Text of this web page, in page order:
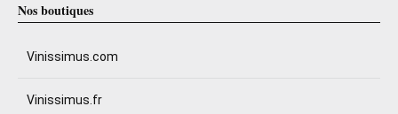
Nos boutiques
Vinissimus.com
Vinissimus.fr